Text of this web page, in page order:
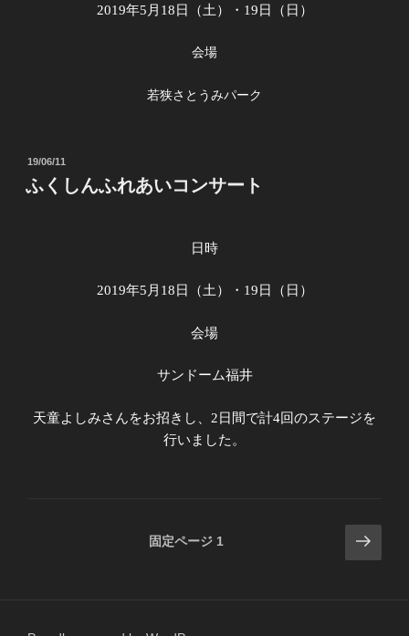
2019年5 月 18 日（土）・ 19 日（日）
会場
若狭さとうみパーク
投
稿
日:
19/06/11
ふくしんふれあいコンサート
日時
2019年5 月 18 日（土）・ 19 日（日）
会場
サンドーム福井
天童よしみさんをお招きし、 2日間で計4回のステージを
行いました。
固定ページ 1
次
の